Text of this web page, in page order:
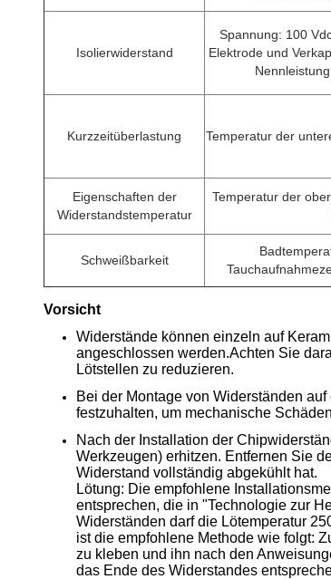
Isolierwiderstand
Spannung: 100
Elektrode und
Kurzzeitüberlastung Temperatur der
Eigenschaften der
Widerstandstemperatur
Temperatur der
Schweißbarkeit
Vorsicht
Widerstände können einzeln auf
angeschlossen werden.Achten Sie
Lötstellen zu reduzieren.
Bei der Montage von Widerständen
festzuhalten, um mechanische
Nach der Installation der
Werkzeugen) erhitzen. Entfernen Sie
Widerstand vollständig abgekühlt hat.
Lötung: Die empfohlene
entsprechen, die in "Technologie zur
Widerständen darf die Lötemperatur
ist die empfohlene Methode wie folgt:
zu kleben und ihn nach den
das Ende des Widerstandes